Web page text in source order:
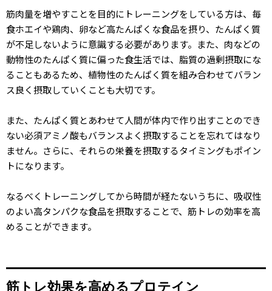
筋肉量を増やすことを目的にトレーニングをしている方は、毎
食ホエイや鶏肉、卵など高たんぱくな食品を摂り、たんぱく質
が不足しないように意識する必要があります。また、肉などの
動物性のたんぱく質に偏った食生活では、脂質の過剰摂取にな
ることもあるため、植物性のたんぱく質を組み合わせてバラン
ス良く摂取していくことも大切です。
また、たんぱく質とあわせて人間が体内で作り出すことのでき
ない必須アミノ酸もバランスよく摂取することを忘れてはなり
ません。さらに、それらの栄養を摂取するタイミングもポイン
トになります。
なるべくトレーニングしてから時間が経たないうちに、吸収性
のよい高タンパクな食品を摂取することで、筋トレの効率を高
めることができます。
筋トレ効果を高めるプロテイン